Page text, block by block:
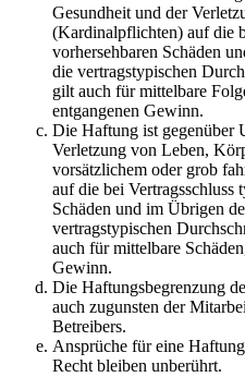
Gesundheit und der
(Kardinalpflichten) auf die
vorhersehbaren Schäden
die vertragstypischen
gilt auch für mittelbare
entgangenen Gewinn.
Die Haftung ist gegenüber
Verletzung von Leben,
vorsätzlichem oder grob
auf die bei Vertragsschluss
Schäden und im Übrigen
vertragstypischen
auch für mittelbare
Gewinn.
Die Haftungsbegrenzung
auch zugunsten der
Betreibers.
Ansprüche für eine
Recht bleiben unberührt.